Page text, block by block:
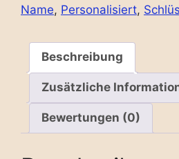
Name, Personalisiert,
Beschreibung
Zusätzliche
Bewertungen (0)